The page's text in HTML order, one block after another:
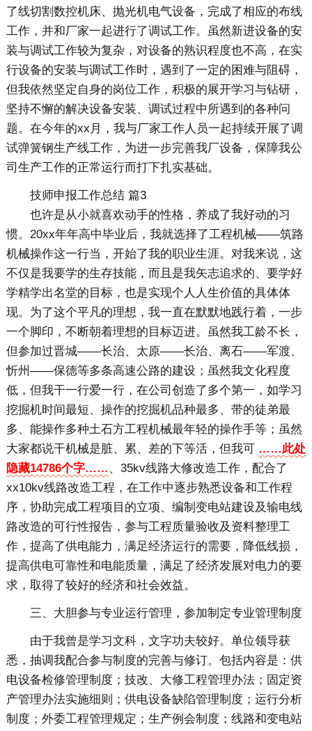
了线切割数控机床、抛光机电气设备，完成了相应的布线
工作，并和厂家一起进行了调试工作。虽然新进设备的安
装与调试工作较为复杂，对设备的熟识程度也不高，在实
行设备的安装与调试工作时，遇到了一定的困难与阻碍，
但我依然坚定自身的岗位工作，积极的展开学习与钻研，
坚持不懈的解决设备安装、调试过程中所遇到的各种问
题。在今年的xx月，我与厂家工作人员一起持续开展了调
试弹簧钢生产线工作，为进一步完善我厂设备，保障我公
司生产工作的正常运行而打下扎实基础。
技师申报工作总结 篇3
也许是从小就喜欢动手的性格，养成了我好动的习
惯。20xx年年高中毕业后，我就选择了工程机械——筑路
机械操作这一行当，开始了我的职业生涯。对我来说，这
不仅是我要学的生存技能，而且是我矢志追求的、要学好
学精学出名堂的目标，也是实现个人人生价值的具体体
现。为了这个平凡的理想，我一直在默默地践行着，一步
一个脚印，不断朝着理想的目标迈进。虽然我工龄不长，
但参加过晋城——长治、太原——长治、离石——军渡、
忻州——保德等多条高速公路的建设；虽然我文化程度
低，但我干一行爱一行，在公司创造了多个第一，如学习
挖掘机时间最短、操作的挖掘机品种最多、带的徒弟最
多、能操作多种土石方工程机械最年轻的操作手等；虽然
大家都说干机械是脏、累、差的下等活，但我可 ……此处
隐藏14786个字…… 、35kv线路大修改造工作，配合了
xx10kv线路改造工程，在工作中逐步熟悉设备和工作程
序，协助完成工程项目的立项、编制变电站建设及输电线
路改造的可行性报告，参与工程质量验收及资料整理工
作，提高了供电能力，满足经济运行的需要，降低线损，
提高供电可靠性和电能质量，满足了经济发展对电力的要
求，取得了较好的经济和社会效益。
三、大胆参与专业运行管理，参加制定专业管理制度
由于我曾是学习文科，文字功夫较好。单位领导获
悉，抽调我配合参与制度的完善与修订。包括内容是：供
电设备检修管理制度；技改、大修工程管理办法；固定资
产管理办法实施细则；供电设备缺陷管理制度；运行分析
制度；外委工程管理规定；生产例会制度；线路和变电站